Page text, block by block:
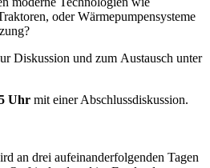
oder Wärmepumpensysteme
Diskussion und zum Austausch unter
Uhr mit einer Abschlussdiskussion.
an drei aufeinanderfolgenden Tagen